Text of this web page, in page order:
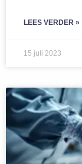
LEES VERDER »
15 juli 2023